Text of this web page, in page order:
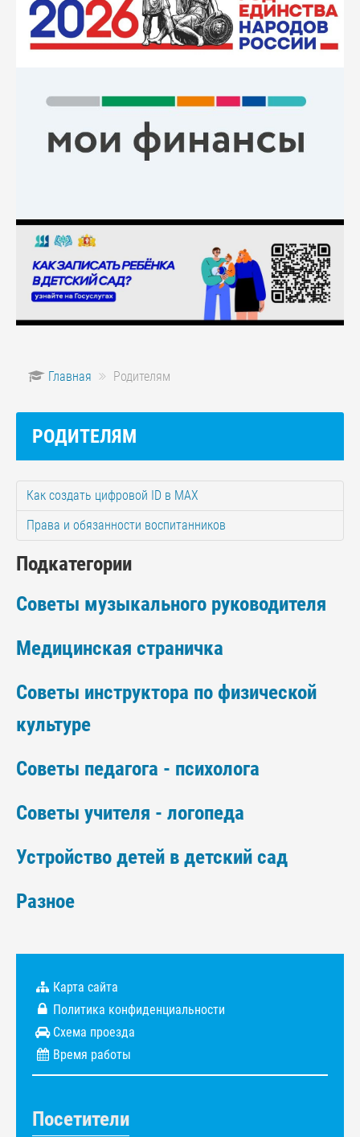
Главная Родителям
РОДИТЕЛЯМ
Как создать цифровой ID в МАХ
Права и обязанности воспитанников
Подкатегории
Советы музыкального руководителя
Медицинская страничка
Советы инструктора по физической
культуре
Советы педагога - психолога
Советы учителя - логопеда
Устройство детей в детский сад
Разное
Карта сайта
Политика конфиденциальности
Схема проезда
Время работы
Посетители